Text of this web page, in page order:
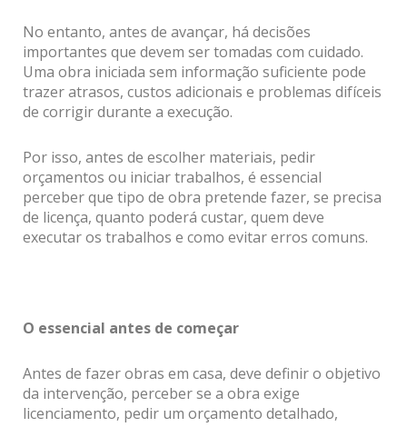
No entanto, antes de avançar, há decisões
importantes que devem ser tomadas com cuidado.
Uma obra iniciada sem informação suficiente pode
trazer atrasos, custos adicionais e problemas difíceis
de corrigir durante a execução.
Por isso, antes de escolher materiais, pedir
orçamentos ou iniciar trabalhos, é essencial
perceber que tipo de obra pretende fazer, se precisa
de licença, quanto poderá custar, quem deve
executar os trabalhos e como evitar erros comuns.
O essencial antes de começar
Antes de fazer obras em casa, deve definir o objetivo
da intervenção, perceber se a obra exige
licenciamento, pedir um orçamento detalhado,